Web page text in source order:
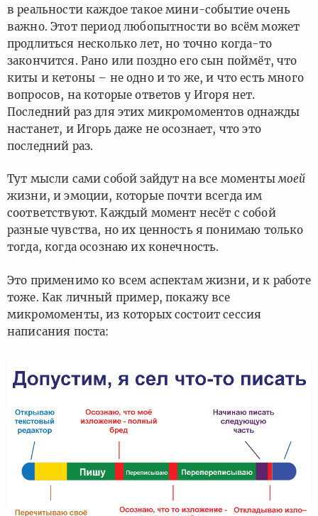
в реальности каждое такое мини-событие очень
важно. Этот период любопытности во всём может
продлиться несколько лет, но точно когда-то
закончится. Рано или поздно его сын поймёт, что
киты и кетоны – не одно и то же, и что есть много
вопросов, на которые ответов у Игоря нет.
Последний раз для этих микромоментов однажды
настанет, и Игорь даже не осознает, что это
последний раз.
Тут мысли сами собой зайдут на все моментымоей
жизни, и эмоции, которые почти всегда им
соответствуют. Каждый момент несёт с собой
разные чувства, но их ценность я понимаю только
тогда, когда осознаю их конечность.
Это применимо ко всем аспектам жизни, и к работе
тоже. Как личный пример, покажу все
микромоменты, из которых состоит сессия
написания поста: